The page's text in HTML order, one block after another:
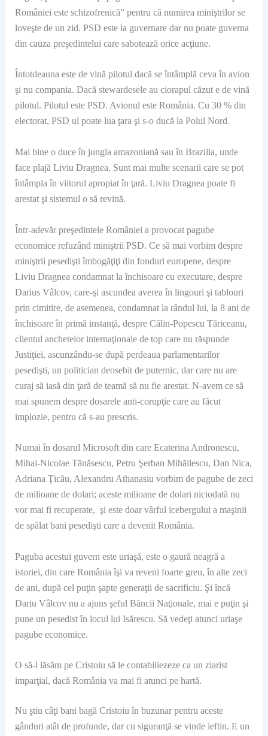
României este schizofrenică” pentru că numirea miniştrilor se
loveşte de un zid. PSD este la guvernare dar nu poate guverna
din cauza preşedintelui care sabotează orice acţiune.
Întotdeauna este de vină pilotul dacă se întâmplă ceva în avion
şi nu compania. Dacă stewardesele au ciorapul căzut e de vină
pilotul. Pilotul este PSD. Avionul este România. Cu 30 % din
electorat, PSD ul poate lua ţara şi s-o ducă la Polul Nord.
Mai bine o duce în jungla amazoniană sau în Brazilia, unde
face plajă Liviu Dragnea. Sunt mai multe scenarii care se pot
întâmpla în viitorul apropiat în ţară. Liviu Dragnea poate fi
arestat şi sistemul o să revină.
Într-adevăr preşedintele României a provocat pagube
economice refuzând miniştrii PSD. Ce să mai vorbim despre
miniştrii pesedişti îmbogăţiţi din fonduri europene, despre
Liviu Dragnea condamnat la închisoare cu executare, despre
Darius Vâlcov, care-şi ascundea averea în lingouri şi tablouri
prin cimitire, de asemenea, condamnat la rândul lui, la 8 ani de
închisoare în primă instanţă, despre Călin-Popescu Tăriceanu,
clientul anchetelor internaţionale de top care nu răspunde
Justiţiei, ascunzându-se după perdeaua parlamentarilor
pesedişti, un politician deosebit de puternic, dar care nu are
curaj să iasă din ţară de teamă să nu fie arestat. N-avem ce să
mai spunem despre dosarele anti-corupţie care au făcut
implozie, pentru că s-au prescris.
Numai în dosarul Microsoft din care Ecaterina Andronescu,
Mihai-Nicolae Tănăsescu, Petru Şerban Mihăilescu, Dan Nica,
Adriana Ţicău, Alexandru Athanasiu vorbim de pagube de zeci
de milioane de dolari; aceste milioane de dolari niciodată nu
vor mai fi recuperate, şi este doar vârful icebergului a maşinii
de spălat bani pesedişti care a devenit România.
Paguba acestui guvern este uriaşă, este o gaură neagră a
istoriei, din care România îşi va reveni foarte greu, în alte zeci
de ani, după cel puţin şapte generaţii de sacrificiu. Şi încă
Dariu Vâlcov nu a ajuns şeful Băncii Naţionale, mai e puţin şi
pune un pesedist în locul lui Isărescu. Să vedeţi atunci uriaşe
pagube economice.
O să-l lăsăm pe Cristoiu să le contabiliezeze ca un ziarist
imparţial, dacă România va mai fi atunci pe hartă.
Nu ştiu câţi bani bagă Cristoiu în buzunar pentru aceste
gânduri atât de profunde, dar cu siguranţă se vinde ieftin. E un